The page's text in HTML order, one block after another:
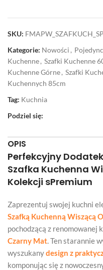
SKU:
Kategorie: Nowości ,
Kuchenne, Szafki Kuchenne
Kuchenne Górne, Szafki
Kuchennych 85cm
Tag: Kuchnia
Podziel się:
OPIS
Perfekcyjny
Szafka Kuchenna
Kolekcji sPremium
Zaprezentuj swojej kuchni
Szafką Kuchenną Wiszącą
pochodzącą z renomowanej
Czarny Mat. Ten starannie
wyszukanydesign z
komponując się z